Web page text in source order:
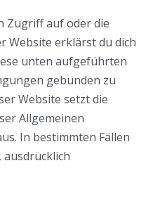
Zugriff auf oder die
Website erklärst du dich
unten aufgeführten
gebunden zu
Website setzt die
Allgemeinen
In bestimmten Fällen